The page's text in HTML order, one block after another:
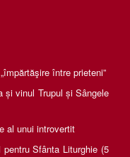
între prieteni”
și vinul Trupul și Sângele
al unui introvertit
Sfânta Liturghie (5